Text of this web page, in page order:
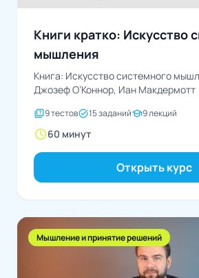
Книги кратко: Искусство
мышления
Книга: Искусство системного
Джозеф О’Коннор, Иан Макдермотт
quiz9 тестовtask_alt15 заданийschool9 лекций
schedule60 минут
Открыть курс
Мышление и принятие решений